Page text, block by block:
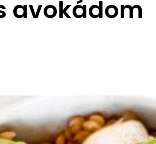
avokádom